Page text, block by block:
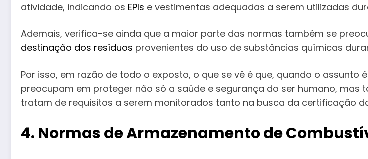
atividade, indicando os EPIs e vestimentas adequadas a serem utilizadas
Ademais, verifica-se ainda que a maior parte das normas também se
destinação dos resíduos provenientes do uso de substâncias químicas
Por isso, em razão de todo o exposto, o que se vê é que, quando o assunto é
preocupam em proteger não só a saúde e segurança do ser humano,
tratam de requisitos a serem monitorados tanto na busca da certificação da
4. Normas de Armazenamento de